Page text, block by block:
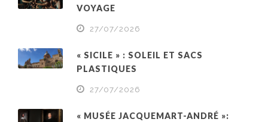
VOYAGE
27/07/2026
« SICILE » : SOLEIL ET SACS
PLASTIQUES
27/07/2026
« MUSÉE JACQUEMART-ANDRÉ »: